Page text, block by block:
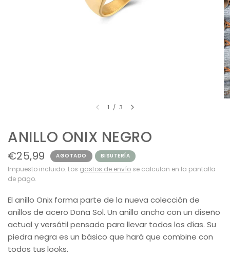
1 / 3
ANILLO ONIX NEGRO
€25,99 AGOTADO BISUTERÍA
Impuesto incluido. Los gastos de envío se calculan en la pantalla
de pago.
El anillo Onix forma parte de la nueva colección de
anillos de acero Doña Sol. Un anillo ancho con un diseño
actual y versátil pensado para llevar todos los días. Su
piedra negra es un básico que hará que combine con
todos tus looks.